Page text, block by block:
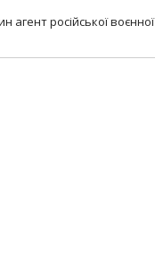
агент російської воєнної